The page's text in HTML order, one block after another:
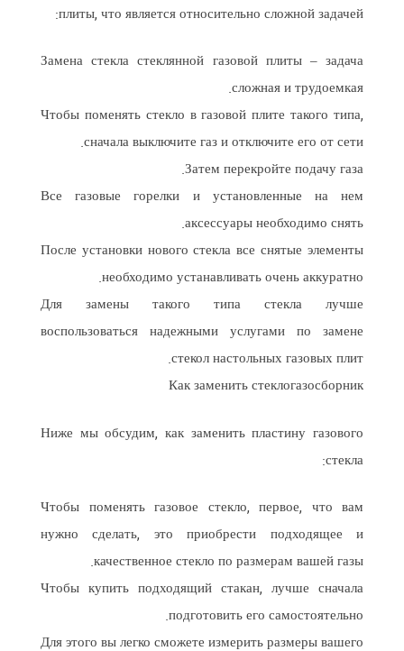
плиты, что является относительно сложной задачей:
Замена стекла стеклянной газовой плиты – задача
сложная и трудоемкая.
Чтобы поменять стекло в газовой плите такого типа,
сначала выключите газ и отключите его от сети.
Затем перекройте подачу газа.
Все газовые горелки и установленные на нем
аксессуары необходимо снять.
После установки нового стекла все снятые элементы
необходимо устанавливать очень аккуратно.
Для замены такого типа стекла лучше
воспользоваться надежными услугами по замене
стекол настольных газовых плит.
Как заменить стеклогазосборник
Ниже мы обсудим, как заменить пластину газового
стекла:
Чтобы поменять газовое стекло, первое, что вам
нужно сделать, это приобрести подходящее и
качественное стекло по размерам вашей газы.
Чтобы купить подходящий стакан, лучше сначала
подготовить его самостоятельно.
Для этого вы легко сможете измерить размеры вашего